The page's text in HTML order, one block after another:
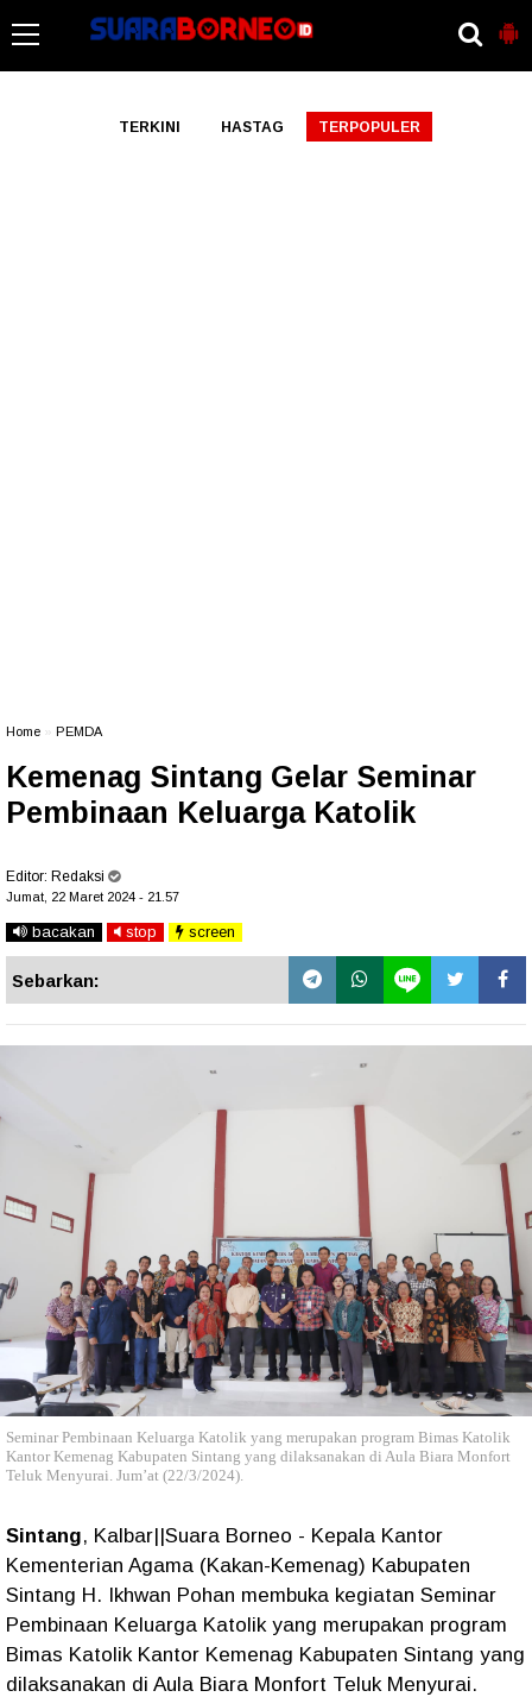
TERKINI HASTAG TERPOPULER
Home PEMDA
Kemenag Sintang Gelar Seminar
Pembinaan Keluarga Katolik
Editor: Redaksi
Jumat, 22 Maret 2024 - 21.57
bacakan stop screen
Sebarkan:
Seminar Pembinaan Keluarga Katolik yang merupakan program Bimas Katolik
Kantor Kemenag Kabupaten Sintang yang dilaksanakan di Aula Biara Monfort
Teluk Menyurai. Jum’at (22/3/2024).
Sintang, Kalbar||Suara Borneo - Kepala Kantor
Kementerian Agama (Kakan-Kemenag) Kabupaten
Sintang H. Ikhwan Pohan membuka kegiatan Seminar
Pembinaan Keluarga Katolik yang merupakan program
Bimas Katolik Kantor Kemenag Kabupaten Sintang yang
dilaksanakan di Aula Biara Monfort Teluk Menyurai.